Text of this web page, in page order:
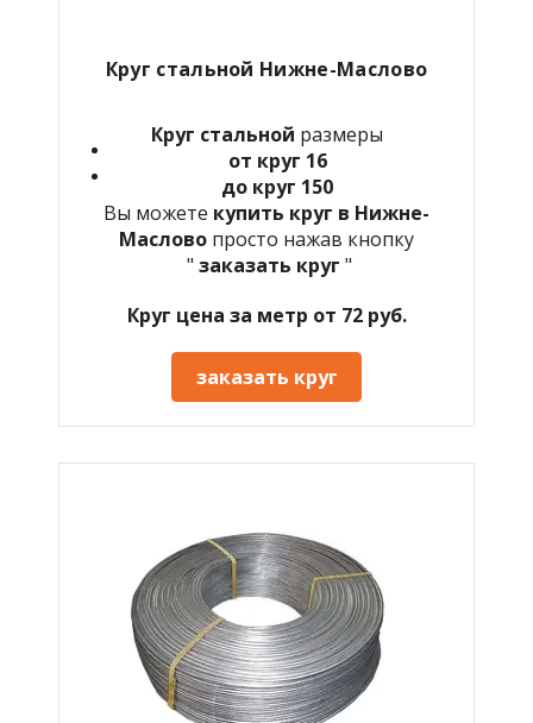
Круг стальной Нижне-Маслово
Круг стальной размеры
от круг 16
до круг 150
Вы можете купить круг в Нижне-
Маслово просто нажав кнопку
" заказать круг "
Круг цена за метр от 72 руб.
заказать круг